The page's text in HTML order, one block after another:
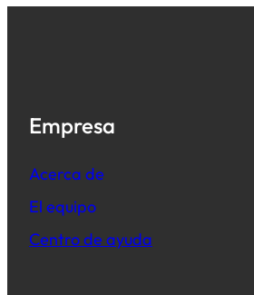
Empresa
Acerca de
El equipo
Centro de ayuda